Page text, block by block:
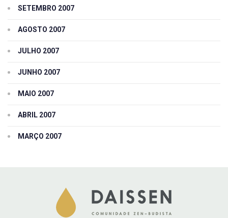
SETEMBRO 2007
AGOSTO 2007
JULHO 2007
JUNHO 2007
MAIO 2007
ABRIL 2007
MARÇO 2007